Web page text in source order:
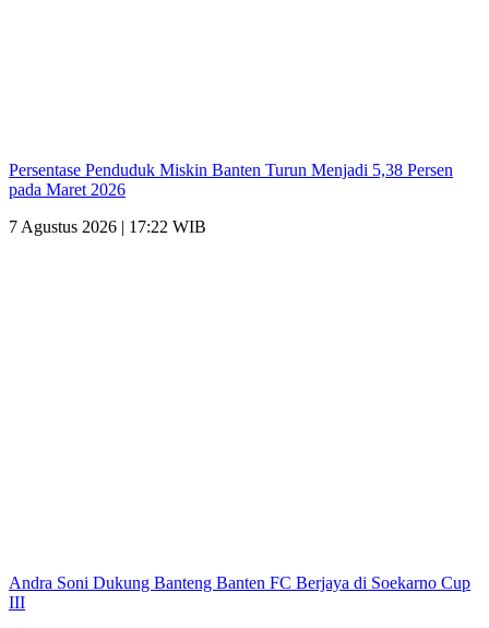
Persentase Penduduk Miskin Banten Turun Menjadi 5,38 Persen
pada Maret 2026
7 Agustus 2026 | 17:22 WIB
Andra Soni Dukung Banteng Banten FC Berjaya di Soekarno Cup
III